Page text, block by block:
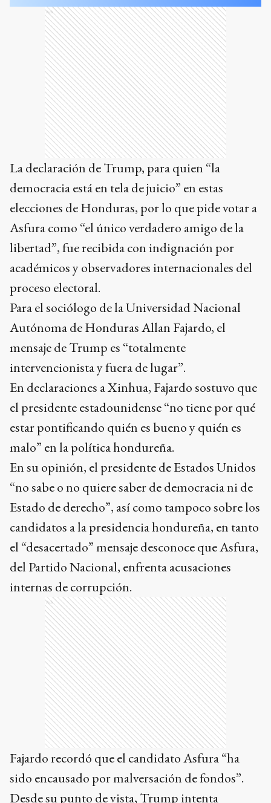
Ads
La declaración de Trump, para quien “la
democracia está en tela de juicio” en estas
elecciones de Honduras, por lo que pide votar a
Asfura como “el único verdadero amigo de la
libertad”, fue recibida con indignación por
académicos y observadores internacionales del
proceso electoral.
Para el sociólogo de la Universidad Nacional
Autónoma de Honduras Allan Fajardo, el
mensaje de Trump es “totalmente
intervencionista y fuera de lugar”.
En declaraciones a Xinhua, Fajardo sostuvo que
el presidente estadounidense “no tiene por qué
estar pontificando quién es bueno y quién es
malo” en la política hondureña.
En su opinión, el presidente de Estados Unidos
“no sabe o no quiere saber de democracia ni de
Estado de derecho”, así como tampoco sobre los
candidatos a la presidencia hondureña, en tanto
el “desacertado” mensaje desconoce que Asfura,
del Partido Nacional, enfrenta acusaciones
internas de corrupción.
Ads
Fajardo recordó que el candidato Asfura “ha
sido encausado por malversación de fondos”.
Desde su punto de vista, Trump intenta